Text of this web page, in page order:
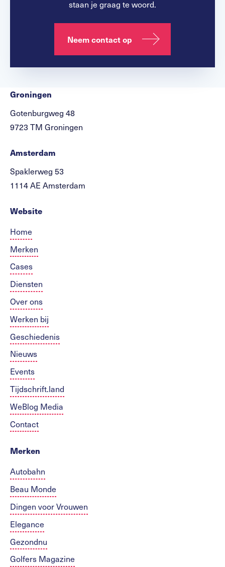
staan je graag te woord.
Neem contact op
Groningen
Gotenburgweg 48
9723 TM Groningen
Amsterdam
Spaklerweg 53
1114 AE Amsterdam
Website
Home
Merken
Cases
Diensten
Over ons
Werken bij
Geschiedenis
Nieuws
Events
Tijdschrift.land
WeBlog Media
Contact
Merken
Autobahn
Beau Monde
Dingen voor Vrouwen
Elegance
Gezondnu
Golfers Magazine